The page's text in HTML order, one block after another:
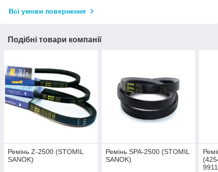
Всі умови повернення
Подібні товари компанії
Ремінь Z-2500 (STOMIL
SANOK)
Ремінь SPA-2500 (STOMIL
SANOK)